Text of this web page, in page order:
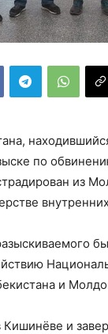
по
из
и
и